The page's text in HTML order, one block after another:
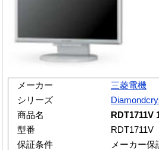
メーカー
三菱電機
シリーズ
商品名
RDT1711V
型番
RDT1711V
保証条件
メーカー保